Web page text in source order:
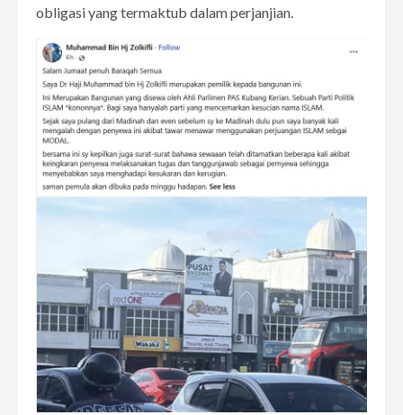
obligasi yang termaktub dalam perjanjian.